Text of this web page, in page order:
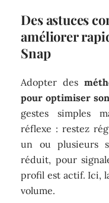
Des astuces
améliorer
Snap
Adopter des
pour optimiser
gestes simples
réflexe : restez
un ou plusieurs
réduit, pour
profil est actif. Ici,
volume.